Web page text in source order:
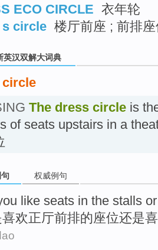
ECO CIRCLE 衣年轮
circle 楼厅前座 ; 前排
英汉双解大词典
circle
The dress circle is
of seats upstairs in a
权威例句
like seats in the stalls or
喜欢正厅前排的座位还是